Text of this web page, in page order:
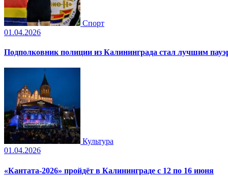
Спорт
01.04.2026
Подполковник полиции из Калининграда стал лучшим
Культура
01.04.2026
«Кантата-2026» пройдёт в Калининграде с 12 по 16 июня